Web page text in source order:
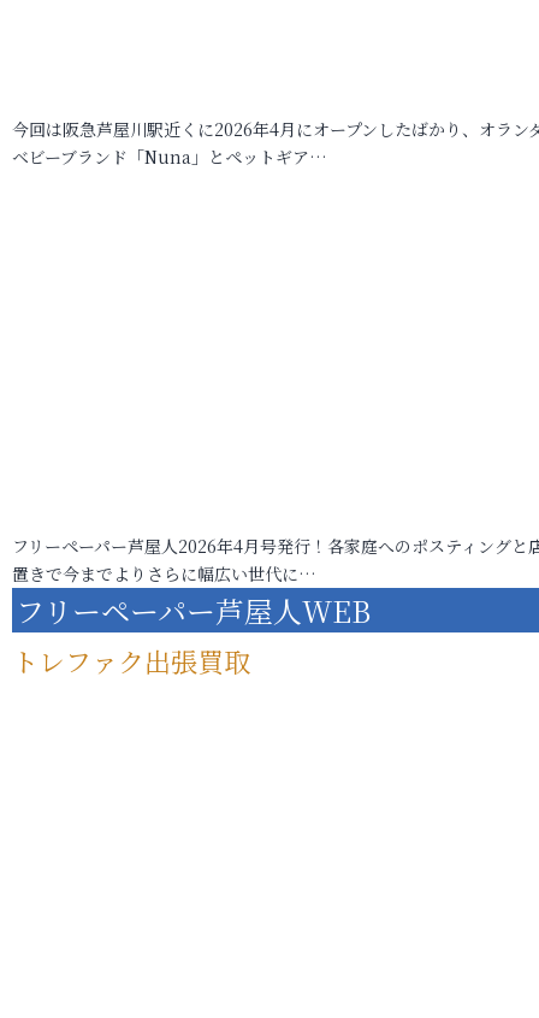
今回は阪急芦屋川駅近くに2026年4月にオープンしたばかり、オラン
ベビーブランド「Nuna」とペットギア…
フリーペーパー芦屋人2026年4月号発行！各家庭へのポスティングと
置きで今までよりさらに幅広い世代に…
フリーペーパー芦屋人WEB
トレファク出張買取